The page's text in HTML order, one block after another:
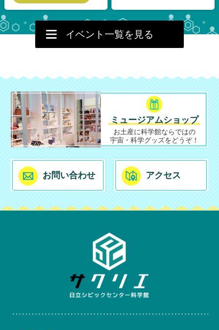
イベント一覧を見る
ミュージアムショップ
お土産に科学館ならではの
宇宙・科学グッズをどうぞ！
お問い合わせ アクセス